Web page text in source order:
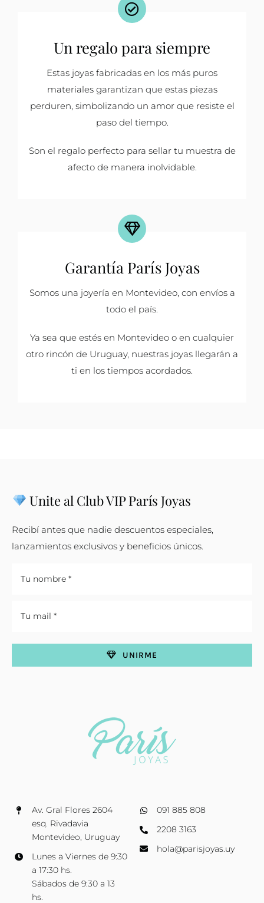
Un regalo para siempre
Estas joyas fabricadas en los más puros
materiales garantizan que estas piezas
perduren, simbolizando un amor que resiste el
paso del tiempo.
Son el regalo perfecto para sellar tu muestra de
afecto de manera inolvidable.
Garantía París Joyas
Somos una joyería en Montevideo, con envíos a
todo el país.
Ya sea que estés en Montevideo o en cualquier
otro rincón de Uruguay, nuestras joyas llegarán a
ti en los tiempos acordados.
Av. Gral Flores 2604
esq. Rivadavia
Montevideo, Uruguay
Lunes a Viernes de 9:30
a 17:30 hs.
Sábados de 9:30 a 13
hs.
091 885 808
2208 3163
hola@parisjoyas.uy
Unite al Club VIP París Joyas
Recibí antes que nadie descuentos especiales,
lanzamientos exclusivos y beneficios únicos.
UNIRME